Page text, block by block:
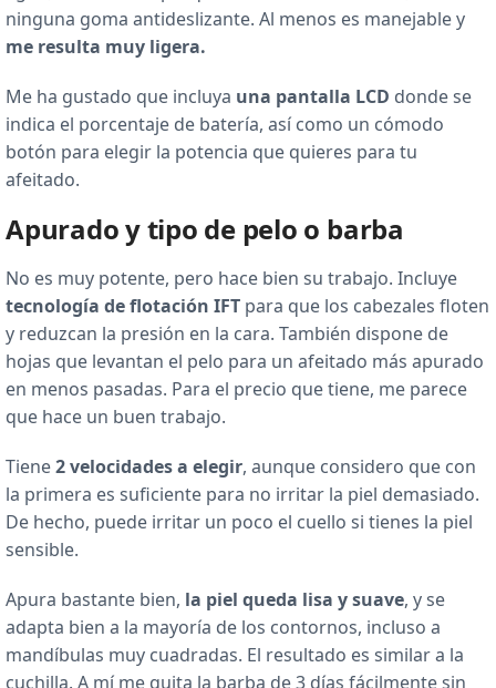
ninguna goma antideslizante. Al menos es manejable y
me resulta muy ligera.
Me ha gustado que incluya una pantalla LCD donde se
indica el porcentaje de batería, así como un cómodo
botón para elegir la potencia que quieres para tu
afeitado.
Apurado y tipo de pelo o barba
No es muy potente, pero hace bien su trabajo. Incluye
tecnología de flotación IFT para que los cabezales floten
y reduzcan la presión en la cara. También dispone de
hojas que levantan el pelo para un afeitado más apurado
en menos pasadas. Para el precio que tiene, me parece
que hace un buen trabajo.
Tiene2 velocidades a elegir, aunque considero que con
la primera es suficiente para no irritar la piel demasiado.
De hecho, puede irritar un poco el cuello si tienes la piel
sensible.
Apura bastante bien, la piel queda lisa y suave, y se
adapta bien a la mayoría de los contornos, incluso a
mandíbulas muy cuadradas. El resultado es similar a la
cuchilla. A mí me quita la barba de 3 días fácilmente sin